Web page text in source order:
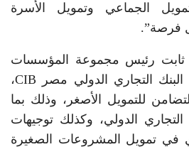
الجماعي وتمويل الأسرة
فرصة”.
ثابت رئيس مجموعة المؤسسات
المالية غير البنكية لدى البنك التجاري الدولي مصر CIB،
للتمويل الأصغر، وذلك بما
التجاري الدولي، وكذلك توجيهات
في تمويل المشروعات الصغيرة